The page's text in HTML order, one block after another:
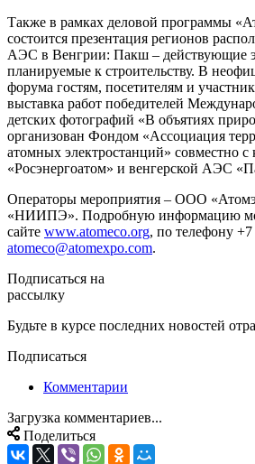
Также в рамках деловой программы
состоится презентация регионов
АЭС в Венгрии: Пакш – действующие
планируемые к строительству. В
форума гостям, посетителям и
выставка работ победителей
детских фотографий «В объятиях
организован Фондом «Ассоциация
атомных электростанций» совместно с
«Росэнергоатом» и венгерской АЭС
Операторы мероприятия – ООО
«НИИПЭ». Подробную информацию
сайте www.atomeco.org, по телефону
atomeco@atomexpo.com.
Подписаться на
рассылку
Будьте в курсе последних новостей
Подписаться
Комментарии
Загрузка комментариев...
Поделиться